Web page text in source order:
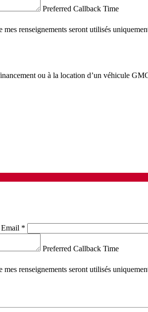
Preferred Callback Time
renseignements seront utilisés
ou à la location d’un véhicule
Email *
Preferred Callback Time
renseignements seront utilisés